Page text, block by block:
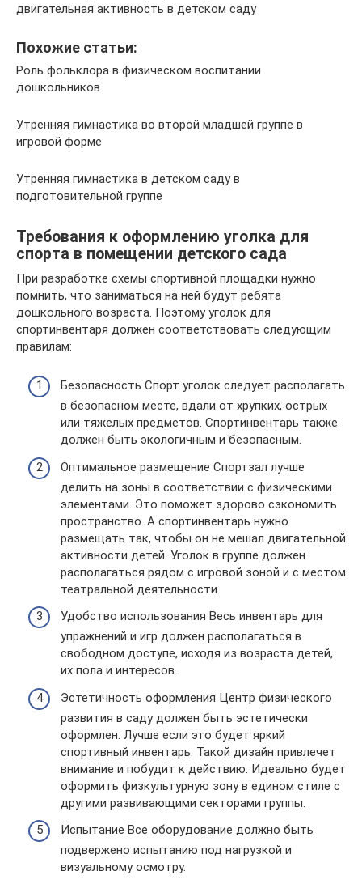
двигательная активность в детском саду
Похожие статьи:
Роль фольклора в физическом воспитании
дошкольников
Утренняя гимнастика во второй младшей группе в
игровой форме
Утренняя гимнастика в детском саду в
подготовительной группе
Требования к оформлению уголка для
спорта в помещении детского сада
При разработке схемы спортивной площадки нужно
помнить, что заниматься на ней будут ребята
дошкольного возраста. Поэтому уголок для
спортинвентаря должен соответствовать следующим
правилам:
Безопасность Спорт уголок следует располагать
в безопасном месте, вдали от хрупких, острых
или тяжелых предметов. Спортинвентарь также
должен быть экологичным и безопасным.
Оптимальное размещение Спортзал лучше
делить на зоны в соответствии с физическими
элементами. Это поможет здорово сэкономить
пространство. А спортинвентарь нужно
размещать так, чтобы он не мешал двигательной
активности детей. Уголок в группе должен
располагаться рядом с игровой зоной и с местом
театральной деятельности.
Удобство использования Весь инвентарь для
упражнений и игр должен располагаться в
свободном доступе, исходя из возраста детей,
их пола и интересов.
Эстетичность оформления Центр физического
развития в саду должен быть эстетически
оформлен. Лучше если это будет яркий
спортивный инвентарь. Такой дизайн привлечет
внимание и побудит к действию. Идеально будет
оформить физкультурную зону в едином стиле с
другими развивающими секторами группы.
Испытание Все оборудование должно быть
подвержено испытанию под нагрузкой и
визуальному осмотру.